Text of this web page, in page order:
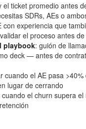
el ticket promedio antes
SDRs, AEs o
con experiencia que
el proceso antes
playbook: guión de
deck — antes de
cuando el AE pasa >40%
lugar de cerrando
el churn supera